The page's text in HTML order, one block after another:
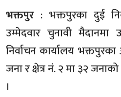
भक्तपुर : भक्तपुरका दुई
उम्मेदवार चुनावी मैदानमा
निर्वाचन कार्यालय
जना र क्षेत्र नं. २ मा ३२
।